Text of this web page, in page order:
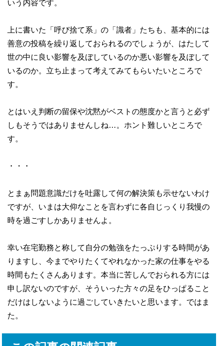
いう内容です。
上に書いた「呼び捨て系」の「識者」たちも、基本的には
善意の投稿を繰り返しておられるのでしょうが、はたして
世の中に良い影響を及ぼしているのか悪い影響を及ぼして
いるのか。立ち止まって考えてみてもらいたいところで
す。
とはいえ判断の留保や沈黙がベストの態度かと言うと必ず
しもそうではありませんしね…。ホント難しいところで
す。
・・・
とまぁ問題意識だけを吐露して何の解決策も示せないわけ
ですが、いまは大仰なことを言わずに各自じっくり我慢の
時を過ごすしかありませんよ。
幸い在宅勤務と称して自分の勉強をたっぷりする時間があ
りますし、今までやりたくてやれなかった家の仕事をやる
時間もたくさんあります。本当に苦しんでおられる方には
申し訳ないのですが、そういった方々の足をひっぱること
だけはしないように過ごしていきたいと思います。ではま
た。